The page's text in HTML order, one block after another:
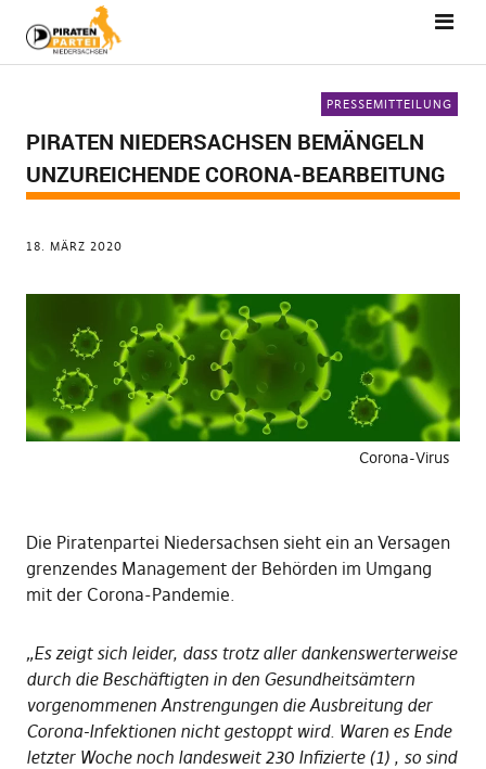
PRESSEMITTEILUNG
PIRATEN NIEDERSACHSEN BEMÄNGELN
UNZUREICHENDE CORONA-BEARBEITUNG
18. MÄRZ 2020
Corona-Virus
Die Piratenpartei Niedersachsen sieht ein an Versagen
grenzendes Management der Behörden im Umgang
mit der Corona-Pandemie.
„Es zeigt sich leider, dass trotz aller dankenswerterweise
durch die Beschäftigten in den Gesundheitsämtern
vorgenommenen Anstrengungen die Ausbreitung der
Corona-Infektionen nicht gestoppt wird. Waren es Ende
letzter Woche noch landesweit 230 Infizierte (1) , so sind